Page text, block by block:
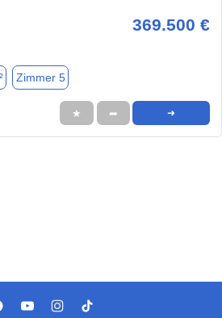
369.500 €
Zimmer 5
★ ➦ ➜